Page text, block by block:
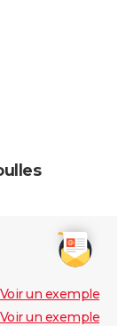
Voir un exemple
Voir un exemple